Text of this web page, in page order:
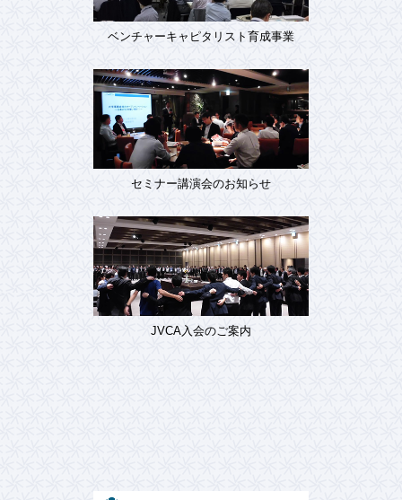
ベンチャーキャピタリスト育成事業
セミナー講演会のお知らせ
JVCA入会のご案内